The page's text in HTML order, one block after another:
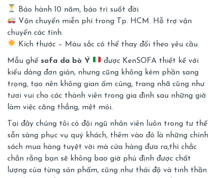
Bảo hành 10 năm, bảo trì suốt đời.
Vận chuyển miễn phí trong Tp. HCM. Hỗ trợ vận
chuyển các tỉnh.
Kích thước – Màu sắc có thể thay đổi theo yêu cầu.
Mẫu ghế sofa da bò Ý
được KenSOFA thiết kế với
kiểu dáng đơn giản, nhưng cũng không kém phần sang
trọng, tạo nên không gian ấm cúng, trang nhã cũng như
tươi vui cho các thành viên trong gia đình sau những giờ
làm việc căng thẳng, mệt mỏi.
Tại đây chúng tôi có đội ngũ nhân viên luôn trong tư thế
sẵn sàng phục vụ quý khách, thêm vào đó là những chính
sách mua hàng tuyệt vời mà cửa hàng đưa ra,thì chắc
chắn rằng bạn sẽ không bao giờ phủ định được chất
lượng của từng sản phẩm, cũng như thái độ và tinh thần